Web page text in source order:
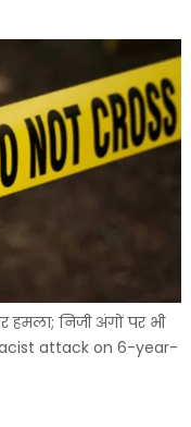
निजी अंगों पर भी
attack on 6-year-